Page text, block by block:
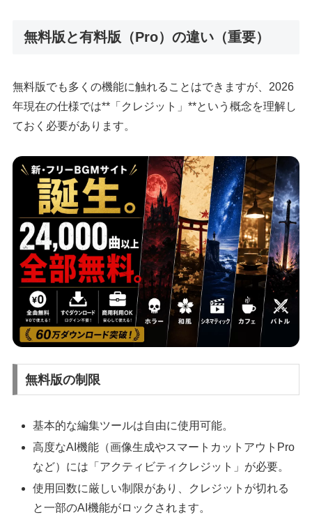
無料版と有料版（Pro）の違い（重要）
無料版でも多くの機能に触れることはできますが、2026
年現在の仕様では**「クレジット」**という概念を理解し
ておく必要があります。
無料版の制限
基本的な編集ツールは自由に使用可能。
高度なAI機能（画像生成やスマートカットアウトPro
など）には「アクティビティクレジット」が必要。
使用回数に厳しい制限があり、クレジットが切れる
と一部のAI機能がロックされます。